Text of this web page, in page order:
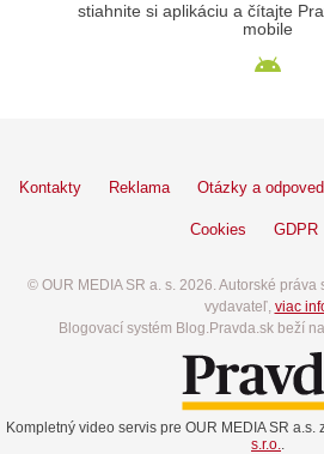
stiahnite si aplikáciu a čítajte
mobile
Kontakty Reklama Otázky a
Cookies GDPR
© OUR MEDIA SR a. s. 2026. Autorské
vydavateľ, viac
Blogovací systém Blog.Pravda.sk beží
Kompletný video servis pre OUR MEDIA SR a.s.
s.r.o.